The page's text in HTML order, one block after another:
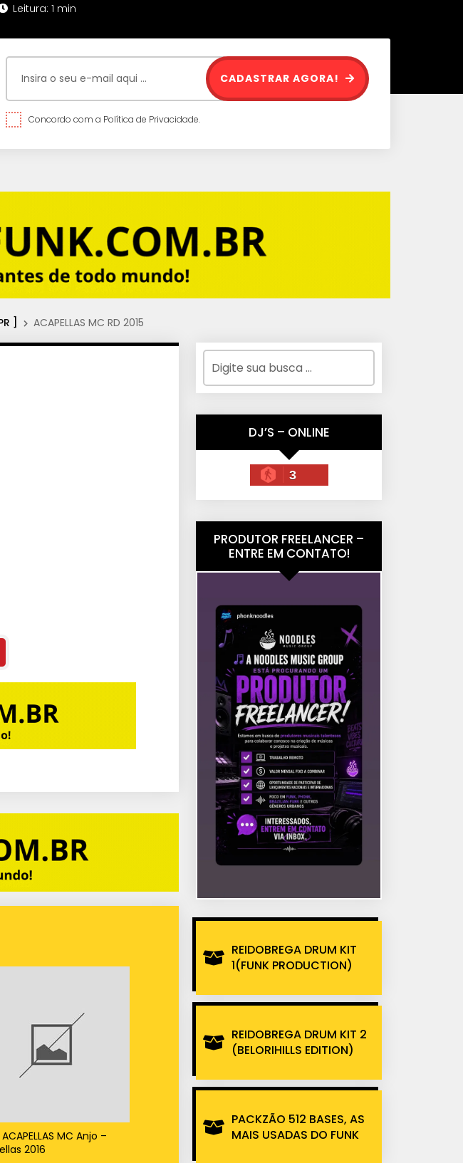
Leitura: 1 min
Concordo com a Política de Privacidade.
CADASTRAR AGORA!
] ACAPELLAS MC RD 2015
MC Anjo –
2016
DJ’S – ONLINE
3
PRODUTOR FREELANCER –
ENTRE EM CONTATO!
REIDOBREGA DRUM KIT
1(FUNK PRODUCTION)
REIDOBREGA DRUM KIT 2
(BELORIHILLS EDITION)
PACKZÃO 512 BASES, AS
MAIS USADAS DO FUNK